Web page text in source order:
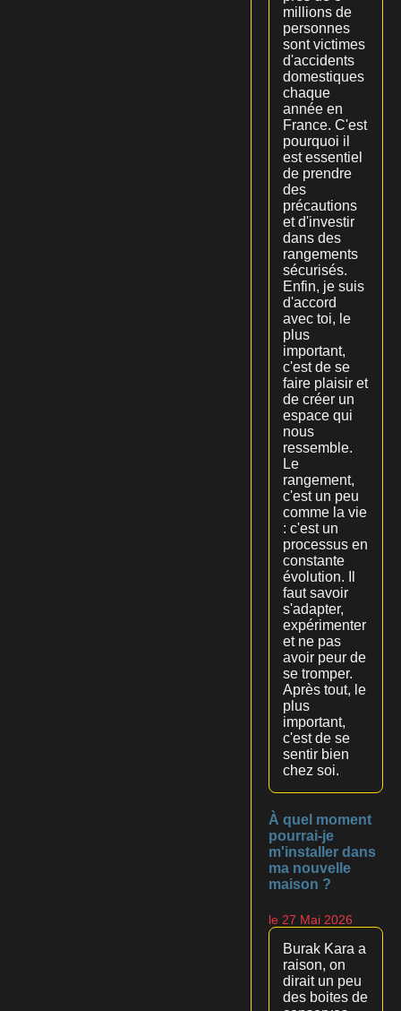
millions de
personnes
sont victimes
d'accidents
domestiques
chaque
année en
France. C'est
pourquoi il
est essentiel
de prendre
des
précautions
et d'investir
dans des
rangements
sécurisés.
Enfin, je suis
d'accord
avec toi, le
plus
important,
c'est de se
faire plaisir et
de créer un
espace qui
nous
ressemble.
Le
rangement,
c'est un peu
comme la vie
: c'est un
processus en
constante
évolution. Il
faut savoir
s'adapter,
expérimenter
et ne pas
avoir peur de
se tromper.
Après tout, le
plus
important,
c'est de se
sentir bien
chez soi.
À quel moment
pourrai-je
m'installer dans
ma nouvelle
maison ?
le 27 Mai 2026
Burak Kara a
raison, on
dirait un peu
des boites de